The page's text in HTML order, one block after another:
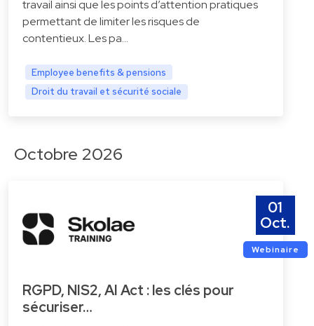
travail ainsi que les points d’attention pratiques
permettant de limiter les risques de
contentieux. Les pa…
Employee benefits & pensions
Droit du travail et sécurité sociale
Octobre 2026
01
Oct.
Webinaire
RGPD, NIS2, AI Act : les clés pour
sécuriser…